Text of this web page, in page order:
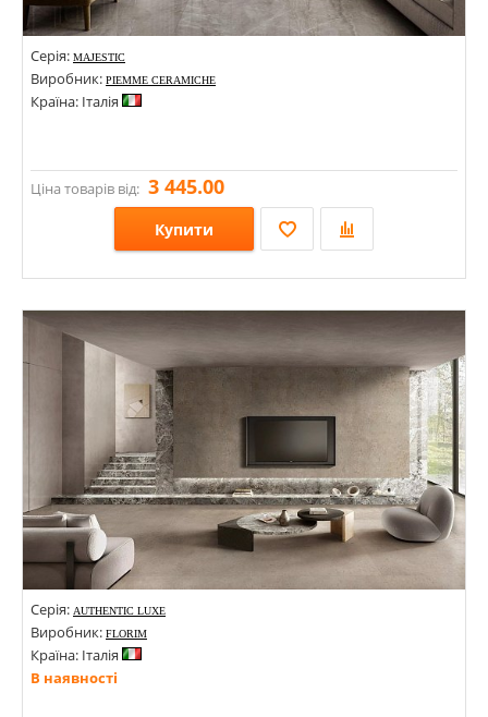
Серія: MAJESTIC
Виробник: PIEMME CERAMICHE
Країна: Італія
Ціна товарів від: 3 445.00
Купити
Розміри: 1200х2800х6; 600х1200х9;
Стилі: Онікс;
Кольори:
Серія: AUTHENTIC LUXE
Виробник: FLORIM
Країна: Італія
В наявності